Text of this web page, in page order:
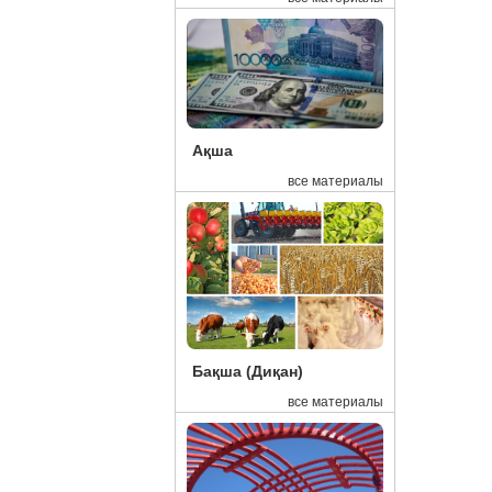
Ақша
все материалы
Бақша (Диқан)
все материалы